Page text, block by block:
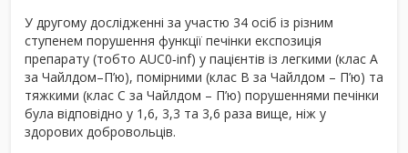
У другому дослідженні за участю 34 осіб із різним
ступенем порушення функції печінки експозиція
препарату (тобто AUC0‑inf) у пацієнтів із легкими (клас А
за Чайлдом–П’ю), помірними (клас В за Чайлдом – П’ю) та
тяжкими (клас С за Чайлдом – П’ю) порушеннями печінки
була відповідно у 1,6, 3,3 та 3,6 раза вище, ніж у
здорових добровольців.